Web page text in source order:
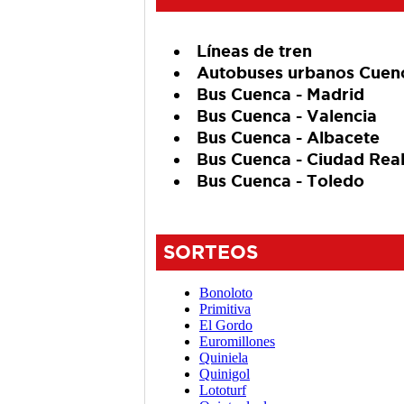
Líneas de tren
Autobuses urbanos
Bus Cuenca - Madrid
Bus Cuenca - Valencia
Bus Cuenca - Albacete
Bus Cuenca - Ciudad
Bus Cuenca - Toledo
SORTEOS